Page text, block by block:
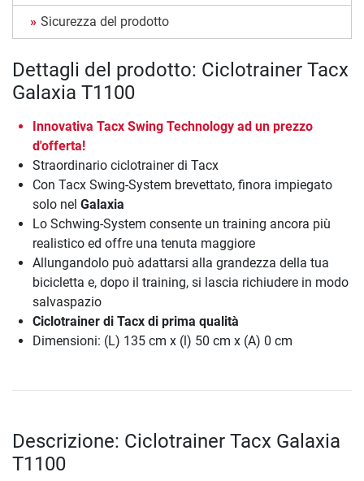
Sicurezza del prodotto
Dettagli del prodotto: Ciclotrainer Tacx
Galaxia T1100
Innovativa Tacx Swing Technology ad un prezzo
d'offerta!
Straordinario ciclotrainer di Tacx
Con Tacx Swing-System brevettato, finora impiegato
solo nel Galaxia
Lo Schwing-System consente un training ancora più
realistico ed offre una tenuta maggiore
Allungandolo può adattarsi alla grandezza della tua
bicicletta e, dopo il training, si lascia richiudere in modo
salvaspazio
Ciclotrainer di Tacx di prima qualità
Dimensioni: (L) 135 cm x (l) 50 cm x (A) 0 cm
Descrizione: Ciclotrainer Tacx Galaxia
T1100